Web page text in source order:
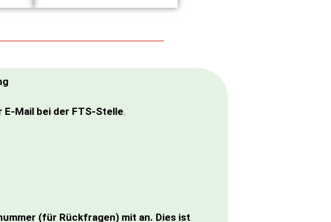
E-Mail bei der FTS-Stelle.
(für Rückfragen) mit an. Dies ist